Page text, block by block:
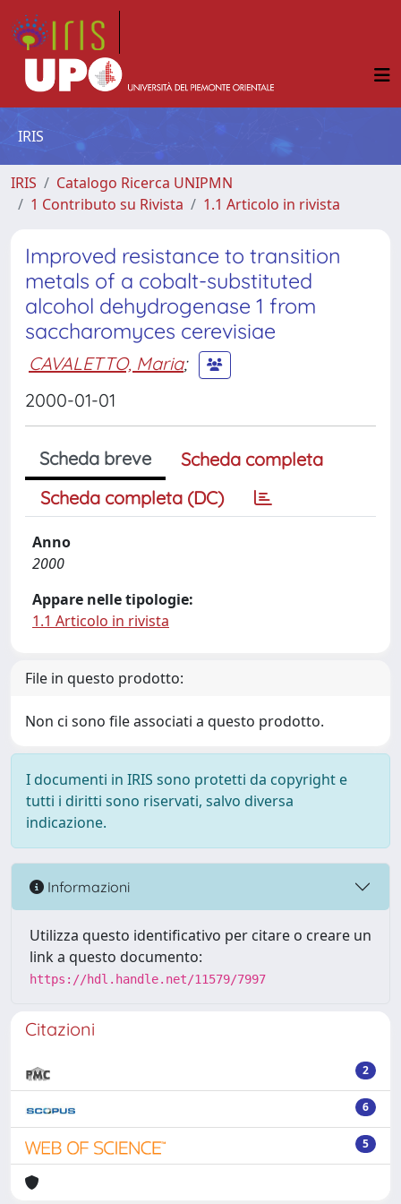
IRIS
IRIS
Catalogo Ricerca UNIPMN
1 Contributo su Rivista
1.1 Articolo in rivista
Improved resistance to transition
metals of a cobalt-substituted
alcohol dehydrogenase 1 from
saccharomyces cerevisiae
CAVALETTO, Maria;
2000-01-01
Scheda breve
Scheda completa
Scheda completa (DC)
Anno
2000
Appare nelle tipologie:
1.1 Articolo in rivista
File in questo prodotto:
Non ci sono file associati a questo prodotto.
I documenti in IRIS sono protetti da copyright e
tutti i diritti sono riservati, salvo diversa
indicazione.
Informazioni
Utilizza questo identificativo per citare o creare un
link a questo documento:
https://hdl.handle.net/11579/7997
Citazioni
2
6
5